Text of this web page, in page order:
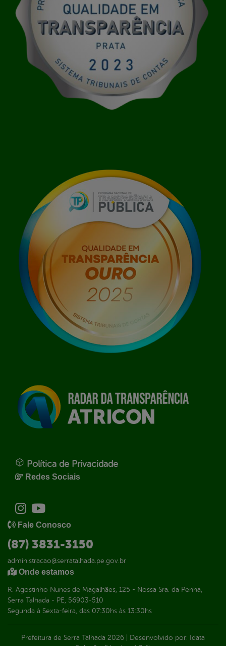
Política de Privacidade
Redes Sociais
Fale Conosco
(87) 3831-3150
administracao@serratalhada.pe.gov.br
Onde estamos
R. Agostinho Nunes de Magalhães, 125 - Nossa Sra. da Penha,
Serra Talhada - PE, 56903-510
Segunda à Sexta-feira, das 07:30hs às 13:30hs
Prefeitura de Serra Talhada 2026 Desenvolvido por: Idata